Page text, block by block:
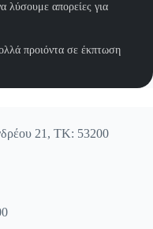
λύσουμε απορείες για
προιόντα σε έκπτωση
21, ΤΚ: 53200